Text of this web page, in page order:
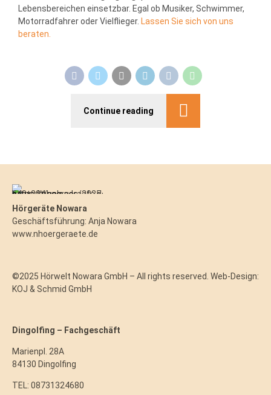
Lebensbereichen einsetzbar. Egal ob Musiker, Schwimmer,
Motorradfahrer oder Vielflieger. Lassen Sie sich von uns
beraten.
Continue reading
Hörgeräte Nowara
Geschäftsführung: Anja Nowara
www.nhoergeraete.de
©2025 Hörwelt Nowara GmbH – All rights reserved. Web-Design:
KOJ & Schmid GmbH
Dingolfing – Fachgeschäft
Marienpl. 28A
84130 Dingolfing
TEL: 08731324680